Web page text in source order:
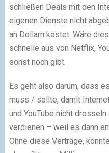
schließen Deals mit den
eigenen Dienste nicht
an Dollarn kostet. Wäre
schnelle aus von Netflix,
sonst noch gibt.
Es geht also darum, dass
muss / sollte, damit
und YouTube nicht
verdienen – weil es dann
Ohne diese Verträge,